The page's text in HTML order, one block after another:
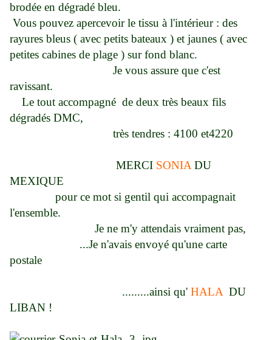
brodée en dégradé bleu.
Vous pouvez apercevoir le tissu à l'intérieur : des
rayures bleus ( avec petits bateaux ) et jaunes ( avec
petites cabines de plage ) sur fond blanc.
Je vous assure que c'est
ravissant.
Le tout accompagné de deux très beaux fils
dégradés DMC,
très tendres : 4100 et4220
MERCI SONIA DU
MEXIQUE
pour ce mot si gentil qui accompagnait
l'ensemble.
Je ne m'y attendais vraiment pas,
...Je n'avais envoyé qu'une carte
postale
.........ainsi qu' HALA DU
LIBAN !